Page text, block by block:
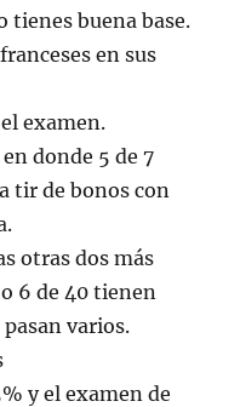
tienes buena base.
en sus
examen.
donde 5 de 7
tir de bonos con
otras dos más
6 de 40 tienen
varios.
y el examen de